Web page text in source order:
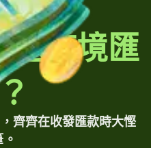
送跨境匯
齊齊在收發匯款時大慳